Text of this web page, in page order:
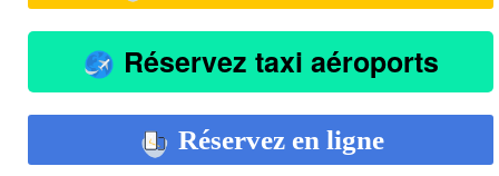
Réservez taxi aéroports
Réservez en ligne